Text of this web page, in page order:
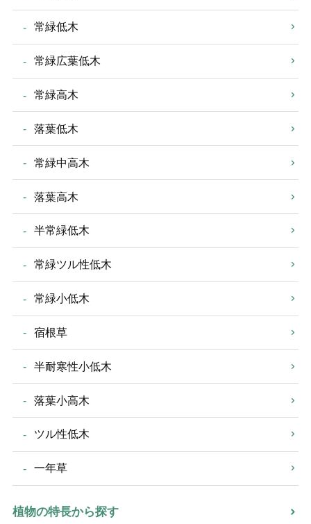
常緑低木
常緑広葉低木
常緑高木
落葉低木
常緑中高木
落葉高木
半常緑低木
常緑ツル性低木
常緑小低木
宿根草
半耐寒性小低木
落葉小高木
ツル性低木
一年草
植物の特長から探す